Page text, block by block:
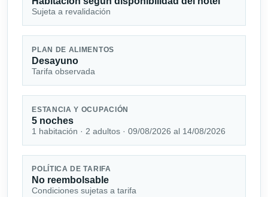
Sujeta a revalidación
PLAN DE ALIMENTOS
Desayuno
Tarifa observada
ESTANCIA Y OCUPACIÓN
5 noches
1 habitación · 2 adultos · 09/08/2026 al 14/08/2026
POLÍTICA DE TARIFA
No reembolsable
Condiciones sujetas a tarifa